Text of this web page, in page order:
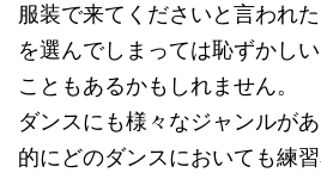
服装で来てくださいと言われ
を選んでしまっては恥ずかし
こともあるかもしれません。
ダンスにも様々なジャンルが
的にどのダンスにおいても練